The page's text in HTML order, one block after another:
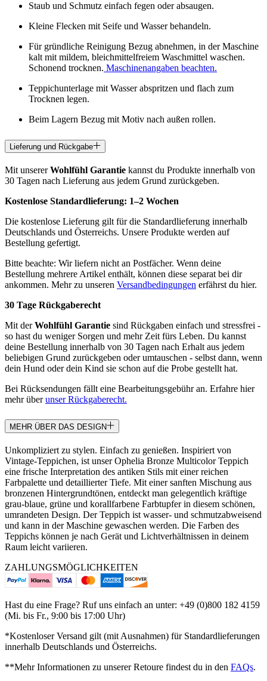
Staub und Schmutz einfach fegen oder absaugen.
Kleine Flecken mit Seife und Wasser behandeln.
Für gründliche Reinigung Bezug abnehmen, in der Maschine
kalt mit mildem, bleichmittelfreiem Waschmittel waschen.
Schonend trocknen. Maschinenangaben beachten.
Teppichunterlage mit Wasser abspritzen und flach zum
Trocknen legen.
Beim Lagern Bezug mit Motiv nach außen rollen.
Lieferung und Rückgabe
Mit unsererWohlfühl Garantie kannst du Produkte innerhalb von
30 Tagen nach Lieferung aus jedem Grund zurückgeben.
Kostenlose Standardlieferung: 1–2 Wochen
Die kostenlose Lieferung gilt für die Standardlieferung innerhalb
Deutschlands und Österreichs. Unsere Produkte werden auf
Bestellung gefertigt.
Bitte beachte: Wir liefern nicht an Postfächer. Wenn deine
Bestellung mehrere Artikel enthält, können diese separat bei dir
ankommen. Mehr zu unseren Versandbedingungen erfährst du hier.
30 Tage Rückgaberecht
Mit derWohlfühl Garantie sind Rückgaben einfach und stressfrei -
so hast du weniger Sorgen und mehr Zeit fürs Leben. Du kannst
deine Bestellung innerhalb von 30 Tagen nach Erhalt aus jedem
beliebigen Grund zurückgeben oder umtauschen - selbst dann, wenn
dein Hund oder dein Kind sie schon auf die Probe gestellt hat.
Bei Rücksendungen fällt eine Bearbeitungsgebühr an. Erfahre hier
mehr überunser Rückgaberecht.
MEHR ÜBER DAS DESIGN
Unkompliziert zu stylen. Einfach zu genießen. Inspiriert von
Vintage-Teppichen, ist unser Ophelia Bronze Multicolor Teppich
eine frische Interpretation des antiken Stils mit einer reichen
Farbpalette und detaillierter Tiefe. Mit einer sanften Mischung aus
bronzenen Hintergrundtönen, entdeckt man gelegentlich kräftige
grau-blaue, grüne und korallfarbene Farbtupfer in diesem schönen,
umrandeten Design. Der Teppich ist wasser- und schmutzabweisend
und kann in der Maschine gewaschen werden. Die Farben des
Teppichs können je nach Gerät und Lichtverhältnissen in deinem
Raum leicht variieren.
ZAHLUNGSMÖGLICHKEITEN
Hast du eine Frage? Ruf uns einfach an unter: +49 (0)800 182 4159
(Mi. bis Fr., 9:00 bis 17:00 Uhr)
*Kostenloser Versand gilt (mit Ausnahmen) für Standardlieferungen
innerhalb Deutschlands und Österreichs.
**Mehr Informationen zu unserer Retoure findest du in den FAQs.